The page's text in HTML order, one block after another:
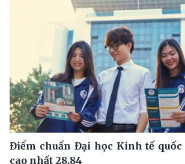
Điểm chuẩn Đại học Kinh tế quốc
cao nhất 28.84